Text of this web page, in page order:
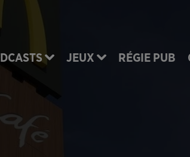
JEUX RÉGIE PUB